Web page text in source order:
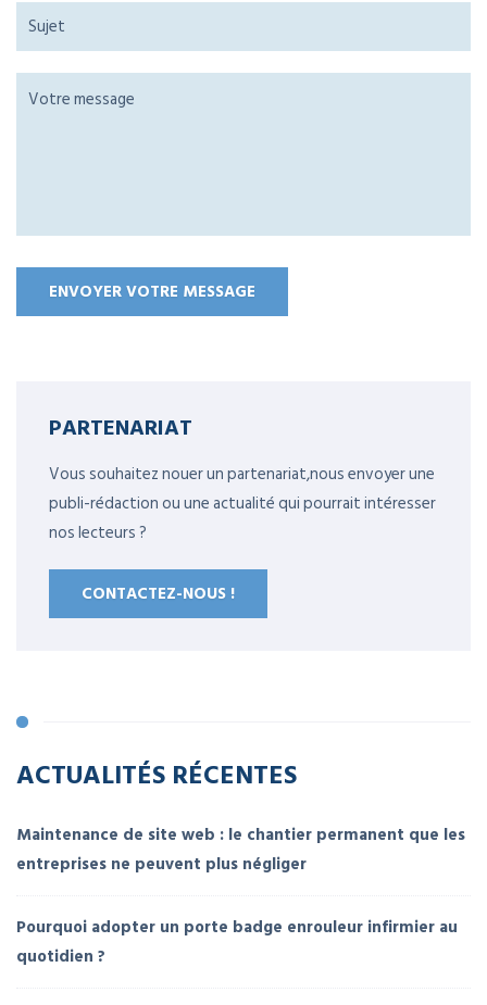
PARTENARIAT
Vous souhaitez nouer un partenariat,nous envoyer une
publi-rédaction ou une actualité qui pourrait intéresser
nos lecteurs ?
CONTACTEZ-NOUS !
ACTUALITÉS RÉCENTES
Maintenance de site web : le chantier permanent que les
entreprises ne peuvent plus négliger
Pourquoi adopter un porte badge enrouleur infirmier au
quotidien ?